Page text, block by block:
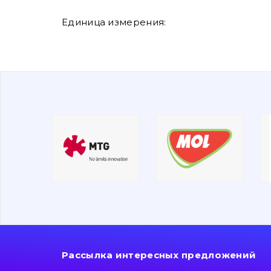
Единица измерения:
Рассылка интересных предложений